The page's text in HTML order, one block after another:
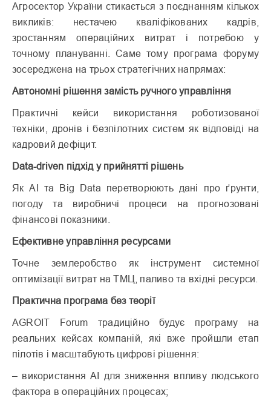
Агросектор України стикається з поєднанням кількох
викликів: нестачею кваліфікованих кадрів,
зростанням операційних витрат і потребою у
точному плануванні. Саме тому програма форуму
зосереджена на трьох стратегічних напрямах:
Автономні рішення замість ручного управління
Практичні кейси використання роботизованої
техніки, дронів і безпілотних систем як відповіді на
кадровий дефіцит.
Data-driven підхід у прийнятті рішень
Як AI та Big Data перетворюють дані про ґрунти,
погоду та виробничі процеси на прогнозовані
фінансові показники.
Ефективне управління ресурсами
Точне землеробство як інструмент системної
оптимізації витрат на ТМЦ, паливо та вхідні ресурси.
Практична програма без теорії
AGROIT Forum традиційно будує програму на
реальних кейсах компаній, які вже пройшли етап
пілотів і масштабують цифрові рішення:
– використання AI для зниження впливу людського
фактора в операційних процесах;